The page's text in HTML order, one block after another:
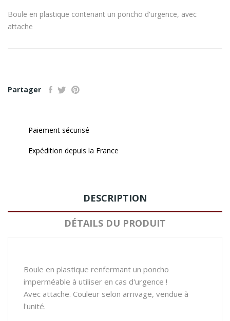
Boule en plastique contenant un poncho d'urgence, avec
attache
Partager
Paiement sécurisé
Expédition depuis la France
DESCRIPTION
DÉTAILS DU PRODUIT
Boule en plastique renfermant un poncho
imperméable à utiliser en cas d'urgence !
Avec attache. Couleur selon arrivage, vendue à
l'unité.